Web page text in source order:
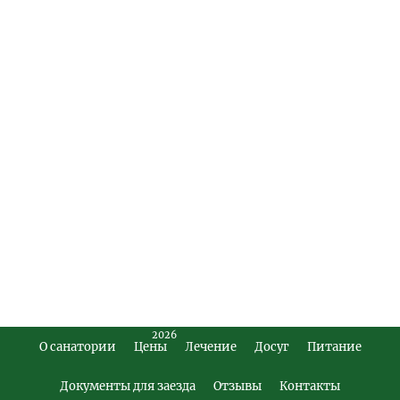
Footer
Main
О санатории Цены
2026
Лечение Досуг Питание
Документы для заезда Отзывы Контакты